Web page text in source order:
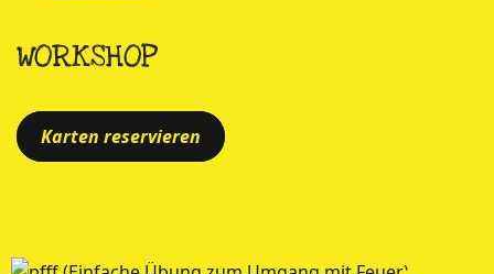
WORKSHOP
Karten reservieren